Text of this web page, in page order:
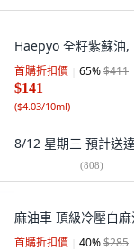
Haepyo 全籽紫蘇油
首購折扣價 65%$411
$141
($4.03/10ml)
8/12 星期三 預計送達
(808)
麻油車 頂級冷壓白
首購折扣價 40%$285